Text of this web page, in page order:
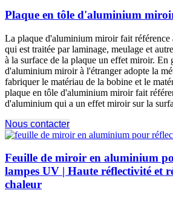
Plaque en tôle d'aluminium
La plaque d'aluminium miroir fait
qui est traitée par laminage, meulage et
à la surface de la plaque un effet miroir. En
d'aluminium miroir à l'étranger adopte la
fabriquer le matériau de la bobine et le
plaque en tôle d'aluminium miroir fait
d'aluminium qui a un effet miroir sur la
Nous contacter
Feuille de miroir en aluminium
lampes UV | Haute réflectivité et
chaleur